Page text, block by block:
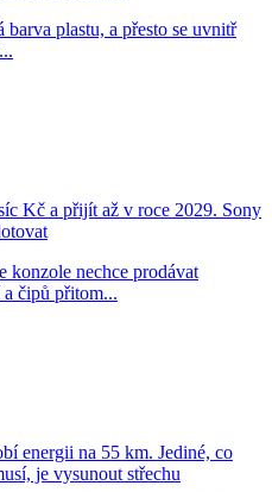
barva plastu, a přesto se uvnitř
Kč a přijít až v roce 2029. Sony
konzole nechce prodávat
a čipů přitom...
energii na 55 km. Jediné, co
je vysunout střechu